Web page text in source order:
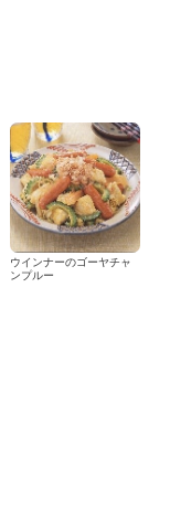
ウインナーのゴーヤチャ
ンプルー